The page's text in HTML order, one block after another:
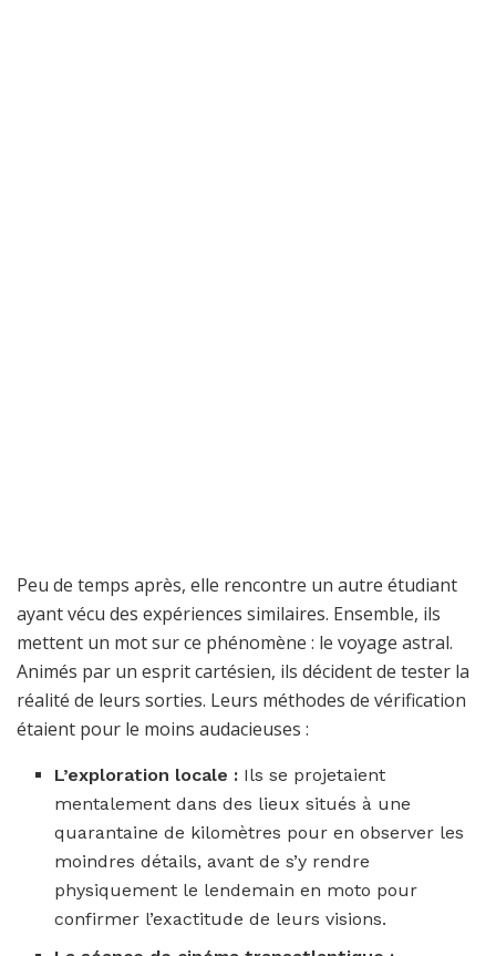
Peu de temps après, elle rencontre un autre étudiant
ayant vécu des expériences similaires. Ensemble, ils
mettent un mot sur ce phénomène : le voyage astral.
Animés par un esprit cartésien, ils décident de tester la
réalité de leurs sorties. Leurs méthodes de vérification
étaient pour le moins audacieuses :
L’exploration locale : Ils se projetaient
mentalement dans des lieux situés à une
quarantaine de kilomètres pour en observer les
moindres détails, avant de s’y rendre
physiquement le lendemain en moto pour
confirmer l’exactitude de leurs visions.